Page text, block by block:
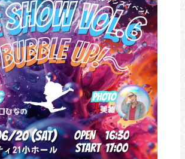
まちりょくについて